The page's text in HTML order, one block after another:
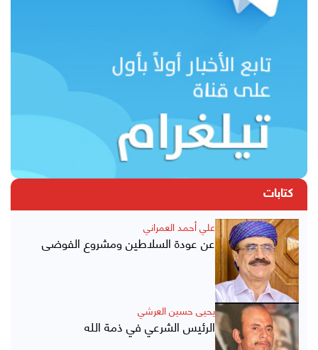
كتابات
علي أحمد العمراني
عن عودة السلاطين ومشروع الفوضى
يحيى حسين العرشي
الرئيس الشرعي في ذمة الله